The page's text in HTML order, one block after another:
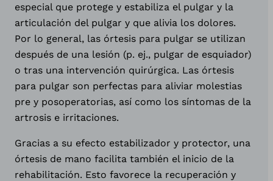
especial que protege y estabiliza el pulgar y la
articulación del pulgar y que alivia los dolores.
Por lo general, las órtesis para pulgar se utilizan
después de una lesión (p. ej., pulgar de esquiador)
o tras una intervención quirúrgica. Las órtesis
para pulgar son perfectas para aliviar molestias
pre y posoperatorias, así como los síntomas de la
artrosis e irritaciones.
Gracias a su efecto estabilizador y protector, una
órtesis de mano facilita también el inicio de la
rehabilitación. Esto favorece la recuperación y